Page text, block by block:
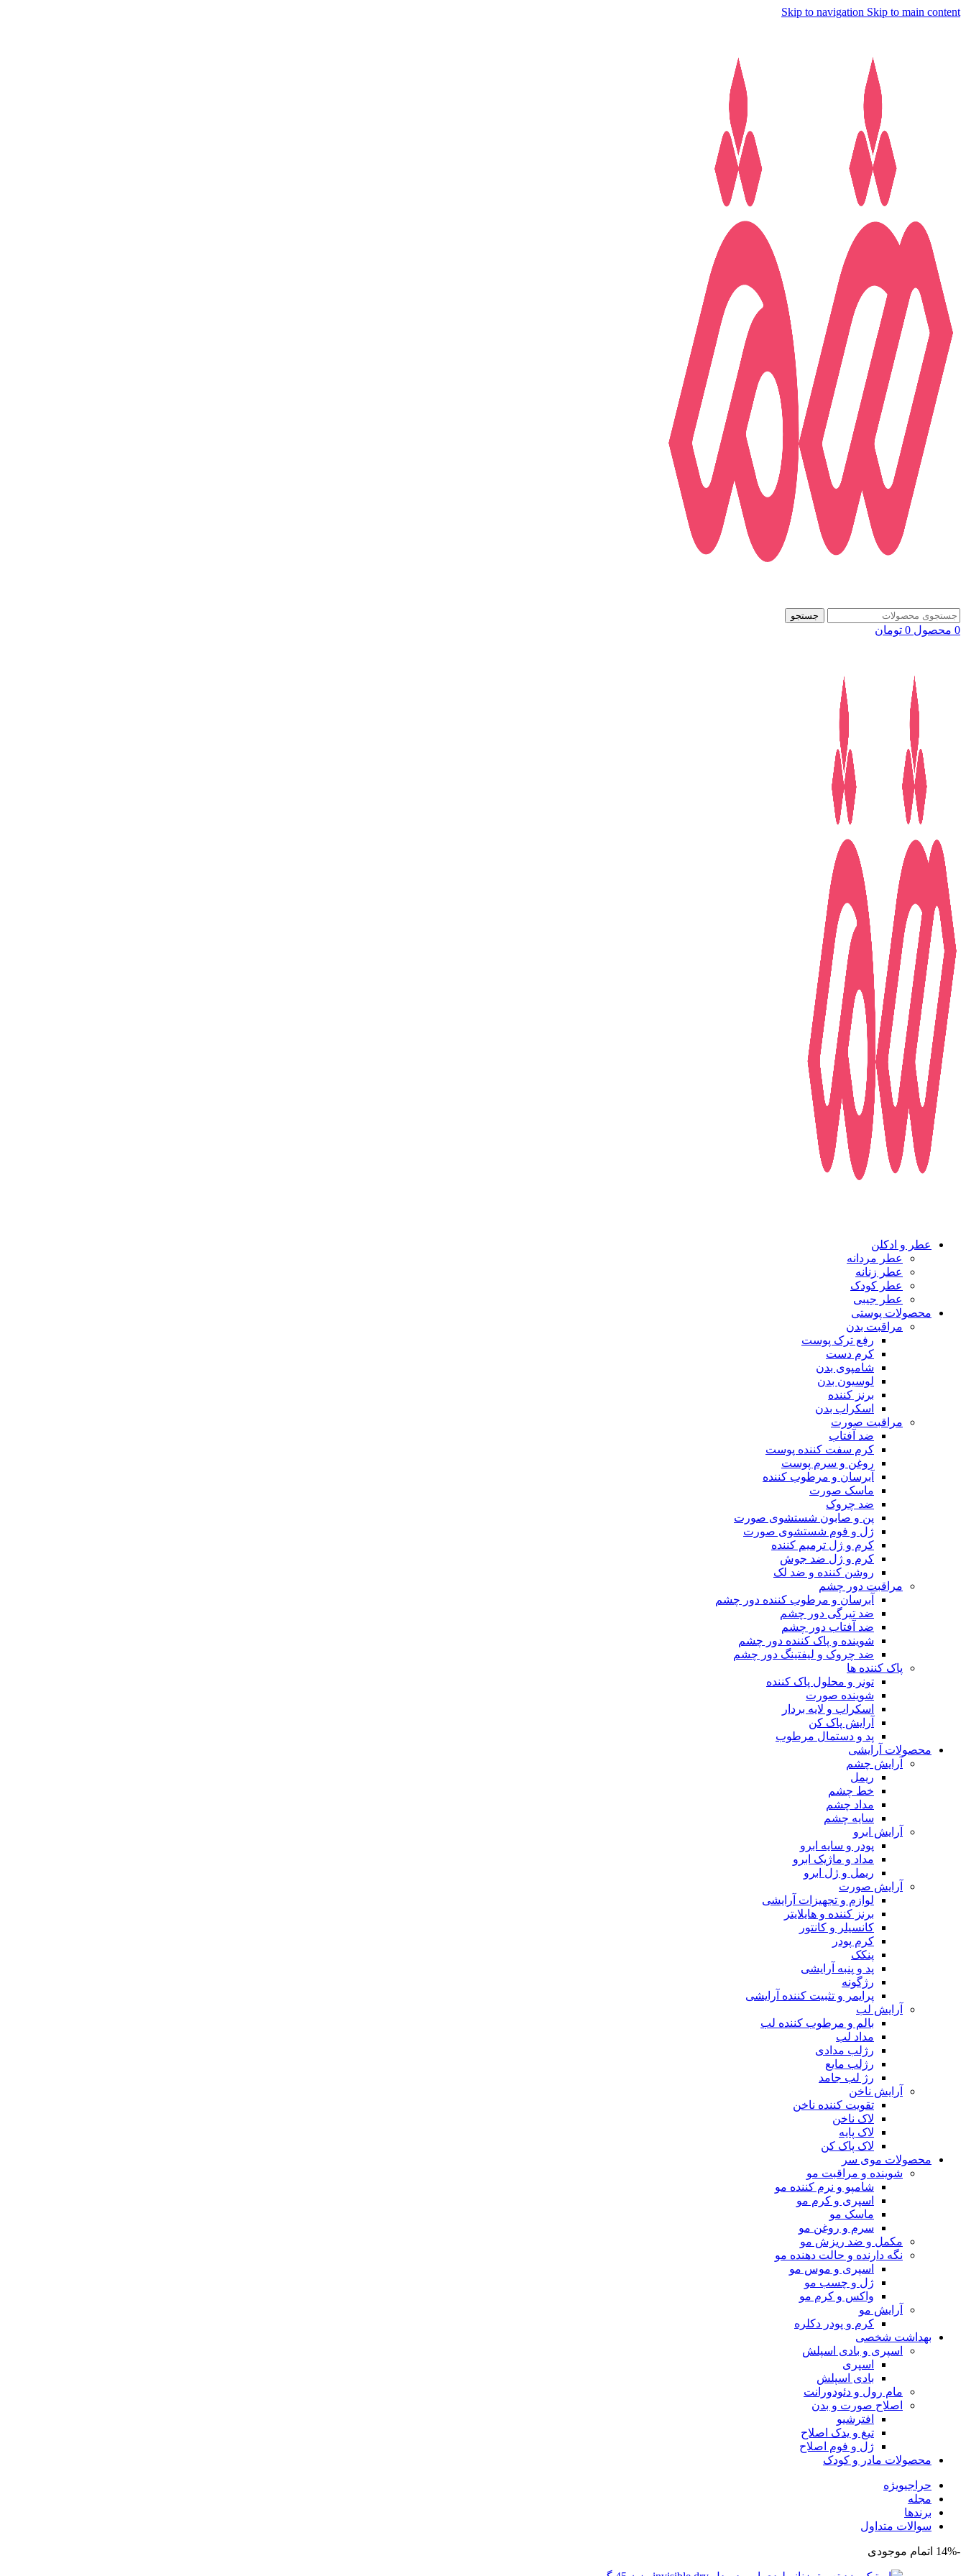
Skip to navigation Skip to main content
جستجو
0 محصول 0 تومان
عطر و ادکلن
عطر مردانه
عطر زنانه
عطر کودک
عطر جیبی
محصولات پوستی
مراقبت بدن
رفع ترک پوست
کرم دست
شامپوی بدن
لوسیون بدن
برنز کننده
اسکراب بدن
مراقبت صورت
ضد آفتاب
کرم سفت کننده پوست
روغن و سرم پوست
آبرسان و مرطوب کننده
ماسک صورت
ضد چروک
پن و صابون شستشوی صورت
ژل و فوم شستشوی صورت
کرم و ژل ترمیم کننده
کرم و ژل ضد جوش
روشن کننده و ضد لک
مراقبت دور چشم
آبرسان و مرطوب کننده دور چشم
ضد تیرگی دور چشم
ضد آفتاب دور چشم
شوینده و پاک کننده دور چشم
ضد چروک و لیفتینگ دور چشم
پاک کننده ها
تونر و محلول پاک کننده
شوینده صورت
اسکراب و لایه بردار
آرایش پاک کن
پد و دستمال مرطوب
محصولات آرایشی
آرایش چشم
ریمل
خط چشم
مداد چشم
سایه چشم
آرایش ابرو
پودر و سایه ابرو
مداد و ماژیک ابرو
ریمل و ژل ابرو
آرایش صورت
لوازم و تجهیزات آرایشی
برنز کننده و هایلایتر
کانسیلر و کانتور
کرم پودر
پنکک
پد و پنبه آرایشی
رژگونه
پرایمر و تثبیت کننده آرایشی
آرایش لب
بالم و مرطوب کننده لب
مداد لب
رژلب مدادی
رژلب مایع
رژ لب جامد
آرایش ناخن
تقویت کننده ناخن
لاک ناخن
لاک پایه
لاک پاک کن
محصولات موی سر
شوینده و مراقبت مو
شامپو و نرم کننده مو
اسپری و کرم مو
ماسک مو
سرم و روغن مو
مکمل و ضد ریزش مو
نگه دارنده و حالت دهنده مو
اسپری و موس مو
ژل و چسب مو
واکس و کرم مو
آرایش مو
کرم و پودر دکلره
بهداشت شخصی
اسپری و بادی اسپلش
اسپری
بادی اسپلش
مام رول و دئودورانت
اصلاح صورت و بدن
افترشیو
تیغ و یدک اصلاح
ژل و فوم اصلاح
محصولات مادر و کودک
حراجیویژه
مجله
برندها
سوالات متداول
-14% اتمام موجودی